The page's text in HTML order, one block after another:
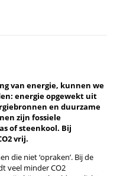
van energie, kunnen we
energie opgewekt uit
en duurzame
zijn fossiele
of steenkool. Bij
vrij.
die niet ‘opraken’. Bij de
veel minder CO2